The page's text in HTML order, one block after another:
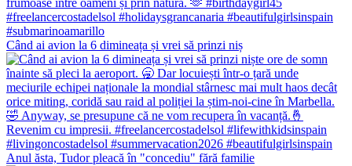
Când ai avion la 6 dimineața și vrei să prinzi niș
Anul ăsta, Tudor pleacă în "concediu" fără familie